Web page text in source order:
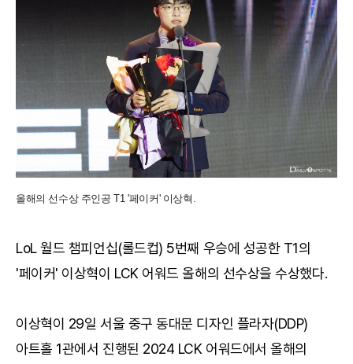
올해의 선수상 주인공 T1 '페이커' 이상혁.
LoL 월드 챔피언십(롤드컵) 5번째 우승에 성공한 T1의
'페이커' 이상혁이 LCK 어워드 올해의 선수상을 수상했다.
이상혁이 29일 서울 중구 동대문 디자인 플라자(DDP)
아트홀 1관에서 진행된 2024 LCK 어워드에서 올해의